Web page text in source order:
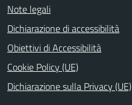
Note legali
Dichiarazione di accessibilità
Obiettivi di Accessibilità
Cookie Policy (UE)
Dichiarazione sulla Privacy (UE)